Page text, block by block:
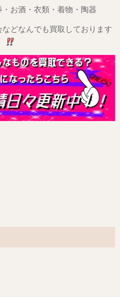
お酒・衣類・着物・陶器
どなんでも買取しております